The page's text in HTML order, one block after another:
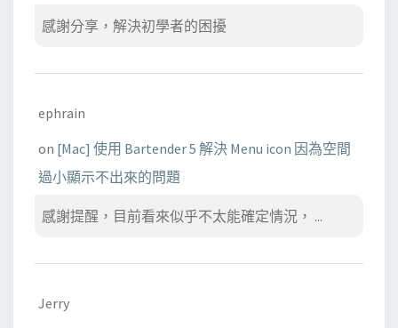
感謝分享，解決初學者的困擾
ephrain
on [Mac] 使用 Bartender 5 解決 Menu icon 因為空間
過小顯示不出來的問題
感謝提醒，目前看來似乎不太能確定情況， ...
Jerry